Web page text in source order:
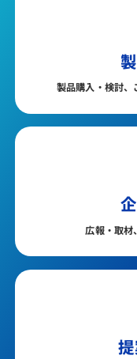
製品購入・検討、
広報・取材